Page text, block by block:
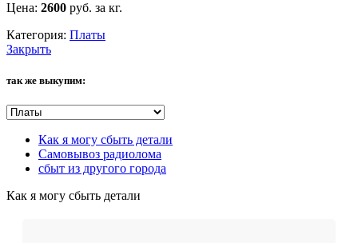
Цена: 2600 руб. за кг.
Категория: Платы
Закрыть
так же выкупим:
Как я могу сбыть детали
Самовывоз радиолома
сбыт из другого города
Как я могу сбыть детали